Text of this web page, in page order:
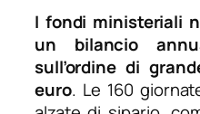
I fondi ministeriali
un bilancio
sull’ordine di
euro. Le 160